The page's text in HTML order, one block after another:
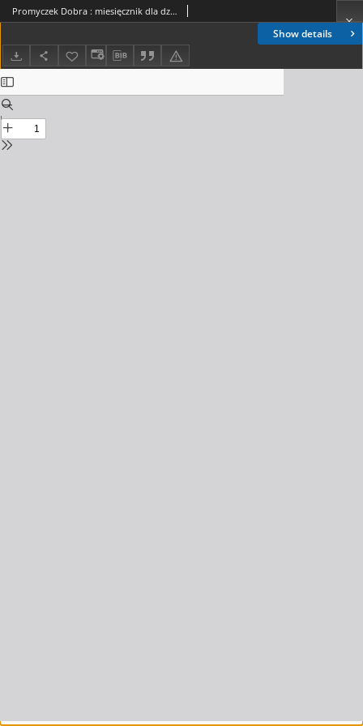
Show details
Promyczek Dobra : miesięcznik dla dzieci. 2000, nr 02(92)